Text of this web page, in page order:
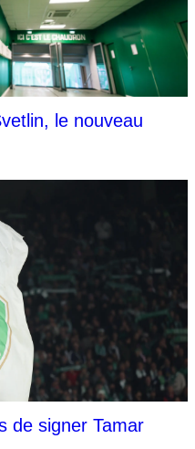
le nouveau
de signer Tamar